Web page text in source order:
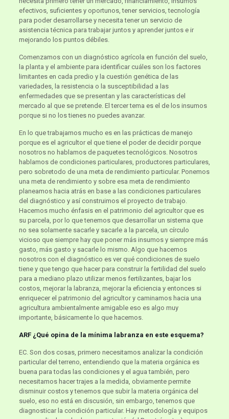
efectivos, suficientes y oportunos, tener servicios, tecnología
para poder desarrollarse y necesita tener un servicio de
asistencia técnica para trabajar juntos y aprender juntos e ir
mejorando los puntos débiles.
Comenzamos con un diagnóstico agrícola en función del suelo,
la planta y el ambiente para identificar cuáles son los factores
limitantes en cada predio y la cuestión genética de las
variedades, la resistencia o la susceptibilidad a las
enfermedades que se presentan y las características del
mercado al que se pretende. El tercer tema es el de los insumos
porque si no los tienes no puedes avanzar.
En lo que trabajamos mucho es en las prácticas de manejo
porque es el agricultor el que tiene el poder de decidir porque
nosotros no hablamos de paquetes tecnológicos. Nosotros
hablamos de condiciones particulares, productores particulares,
pero sobretodo de una meta de rendimiento particular. Ponemos
una meta de rendimiento y sobre esa meta de rendimiento
planeamos hacia atrás en base a las condiciones particulares
del diagnóstico y así construimos el proyecto de trabajo.
Hacemos mucho énfasis en el patrimonio del agricultor que es
su parcela, por lo que tenemos que desarrollar un sistema que
no sea solamente sacarle y sacarle a la parcela, un círculo
vicioso que siempre hay que poner más insumos y siempre más
gasto, más gasto y sacarle lo mismo. Algo que hacemos
nosotros con el diagnóstico es ver qué condiciones de suelo
tiene y que tengo que hacer para construir la fertilidad del suelo
para a mediano plazo utilizar menos fertilizantes, bajar los
costos, mejorar la labranza, mejorar la eficiencia y entonces si
enriquecer el patrimonio del agricultor y caminamos hacia una
agricultura ambientalmente amigable eso es algo muy
importante, básicamente lo que hacemos.
ARF ¿Qué opina de la mínima labranza en este esquema?
EC. Son dos cosas, primero necesitamos analizar la condición
particular del terreno, entendiendo que la materia orgánica es
buena para todas las condiciones y el agua también, pero
necesitamos hacer trajes a la medida, obviamente permite
disminuir costos y tenemos que subir la materia orgánica del
suelo, eso no está en discusión, sin embargo, tenemos que
diagnosticar la condición particular. Hay metodología y equipos